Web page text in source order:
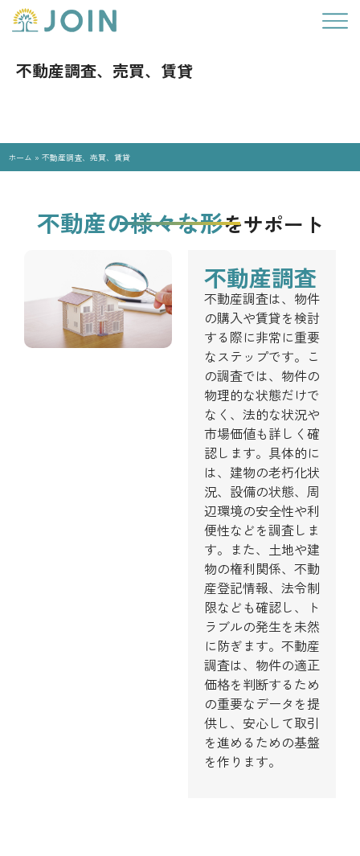
不動産調査、売買、賃貸
ホーム » 不動産調査、売買、賃貸
不動産の様々な形をサポート
不動産調査
不動産調査は、物件
の購入や賃貸を検討
する際に非常に重要
なステップです。こ
の調査では、物件の
物理的な状態だけで
なく、法的な状況や
市場価値も詳しく確
認します。具体的に
は、建物の老朽化状
況、設備の状態、周
辺環境の安全性や利
便性などを調査しま
す。また、土地や建
物の権利関係、不動
産登記情報、法令制
限なども確認し、ト
ラブルの発生を未然
に防ぎます。不動産
調査は、物件の適正
価格を判断するため
の重要なデータを提
供し、安心して取引
を進めるための基盤
を作ります。